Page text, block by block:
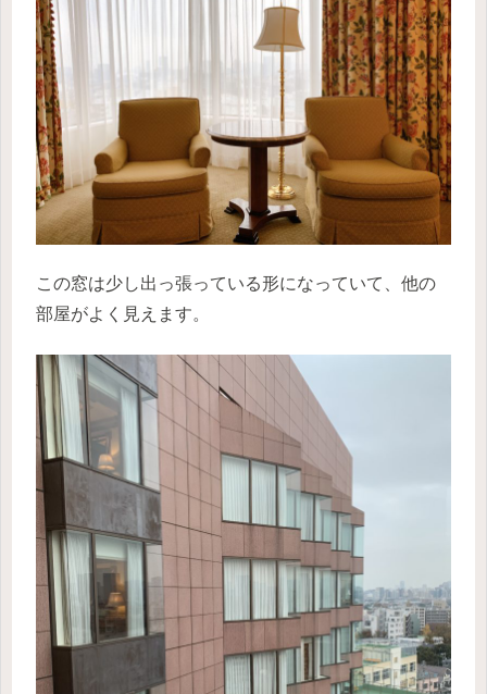
この窓は少し出っ張っている形になっていて、他の
部屋がよく見えます。